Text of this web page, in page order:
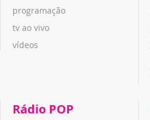
programação
tv ao vivo
vídeos
Rádio POP